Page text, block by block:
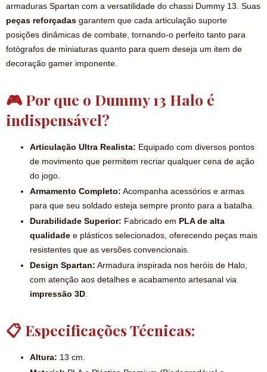
armaduras Spartan com a versatilidade do chassi Dummy 13. Suas
peças reforçadas garantem que cada articulação suporte
posições dinâmicas de combate, tornando-o perfeito tanto para
fotógrafos de miniaturas quanto para quem deseja um item de
decoração gamer imponente.
🎮 Por que o Dummy 13 Halo é
indispensável?
Articulação Ultra Realista: Equipado com diversos pontos
de movimento que permitem recriar qualquer cena de ação
do jogo.
Armamento Completo: Acompanha acessórios e armas
para que seu soldado esteja sempre pronto para a batalha.
Durabilidade Superior: Fabricado em PLA de alta
qualidade e plásticos selecionados, oferecendo peças mais
resistentes que as versões convencionais.
Design Spartan: Armadura inspirada nos heróis de Halo,
com atenção aos detalhes e acabamento artesanal via
impressão 3D
📋 Especificações Técnicas:
Altura: 13 cm.